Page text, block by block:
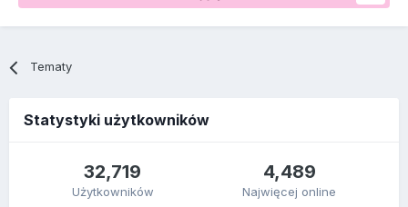
Tematy
Statystyki użytkowników
32,719
Użytkowników
4,489
Najwięcej online